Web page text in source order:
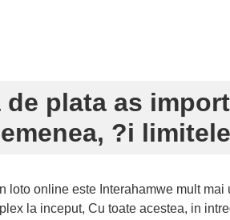
plata as
?i
online este Interahamwe mult
la inceput, Cu toate acestea, in